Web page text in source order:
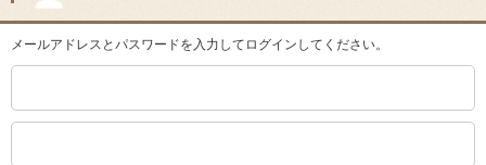
メールアドレスとパスワードを入力してログインしてください。